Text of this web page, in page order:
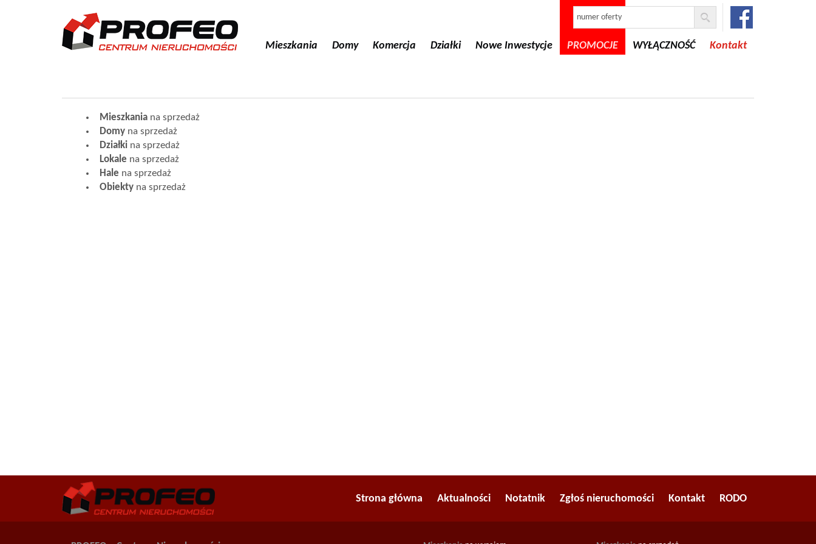
Mieszkania Domy Komercja Działki Nowe Inwestycje PROMOCJE WYŁĄCZNOŚĆ Kontakt
Mieszkaniana sprzedaż
Domyna sprzedaż
Działkina sprzedaż
Lokale na sprzedaż
Hale na sprzedaż
Obiektyna sprzedaż
Strona główna Aktualności Notatnik Zgłoś nieruchomości Kontakt RODO